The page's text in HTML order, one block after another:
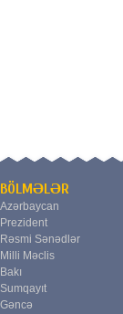
BÖLMƏLƏR
Azərbaycan
Prezident
Rəsmi Sənədlər
Milli Məclis
Bakı
Sumqayıt
Gəncə